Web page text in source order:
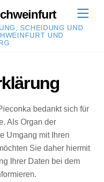
SCHEIDUNG UND
UND
bedankt sich für
Als Organ der
Umgang mit Ihren
Sie daher hiermit
Ihrer Daten bei dem